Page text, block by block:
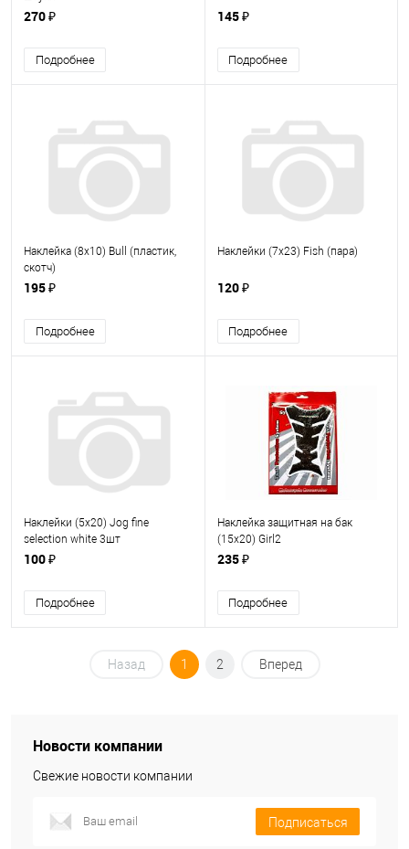
270 ₽
Подробнее
145 ₽
Подробнее
Наклейка (8х10) Bull (пластик,
скотч)
195 ₽
Подробнее
Наклейки (7х23) Fish (пара)
120 ₽
Подробнее
Наклейки (5х20) Jog fine
selection white 3шт
100 ₽
Подробнее
Наклейка защитная на бак
(15х20) Girl2
235 ₽
Подробнее
Назад 1 2 Вперед
Новости компании
Свежие новости компании
Подписаться